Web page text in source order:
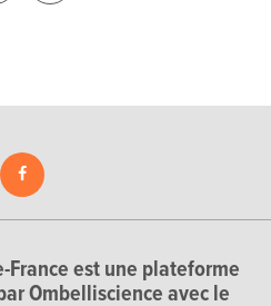
France est une plateforme
Ombelliscience avec le